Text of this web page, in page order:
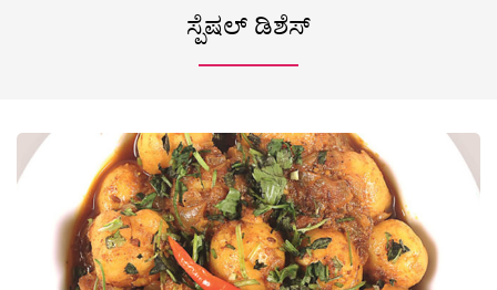
ಸ್ಪೆಷಲ್ ಡಿಶೆಸ್